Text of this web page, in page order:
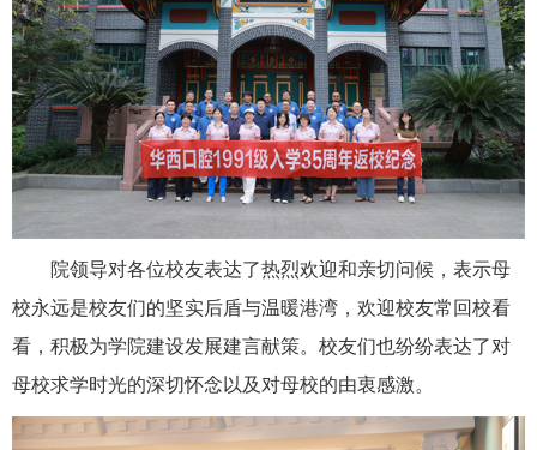
院领导对各位校友表达了热烈欢迎和亲切问候，表示母
校永远是校友们的坚实后盾与温暖港湾，欢迎校友常回校看
看，积极为学院建设发展建言献策。校友们也纷纷表达了对
母校求学时光的深切怀念以及对母校的由衷感激。